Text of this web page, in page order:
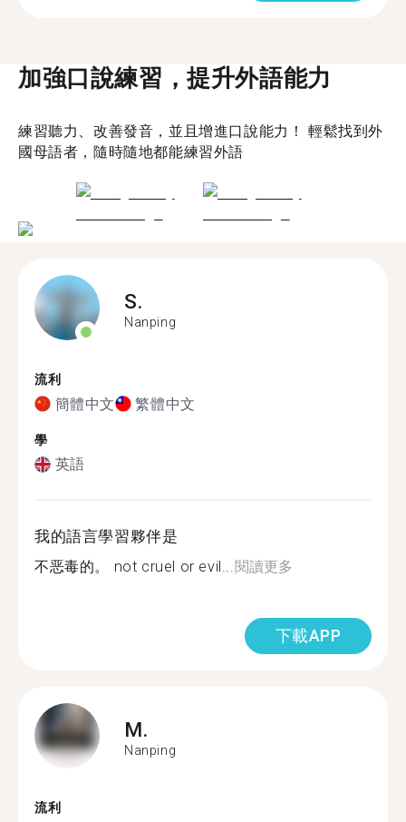
加強口說練習，提升外語能力
練習聽力、改善發音，並且增進口說能力！ 輕鬆找到外
國母語者，隨時隨地都能練習外語
S.
Nanping
流利
簡體中文 繁體中文
學
英語
我的語言學習夥伴是
不恶毒的。 not cruel or evil...閱讀更多
下載APP
M.
Nanping
流利